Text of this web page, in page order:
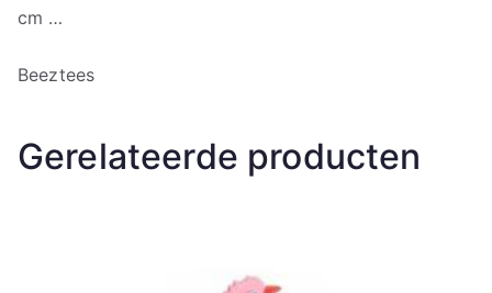
cm …
Beeztees
Gerelateerde producten